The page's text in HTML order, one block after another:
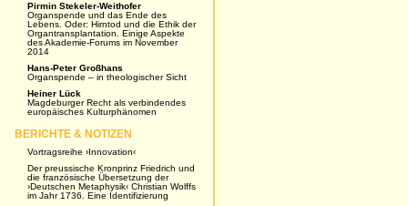
Pirmin Stekeler-Weithofer
Organspende und das Ende des
Lebens. Oder: Hirntod und die Ethik der
Organtransplantation. Einige Aspekte
des Akademie-Forums im November
2014
Hans-Peter Großhans
Organspende – in theologischer Sicht
Heiner Lück
Magdeburger Recht als verbindendes
europäisches ­Kulturphänomen
BERICHTE & NOTIZEN
Vortragsreihe ›Innovation‹
Der preussische Kronprinz Friedrich und
die französische Übersetzung der
›Deutschen Metaphysik‹ Christian Wolffs
im Jahr 1736. Eine Identifizierung